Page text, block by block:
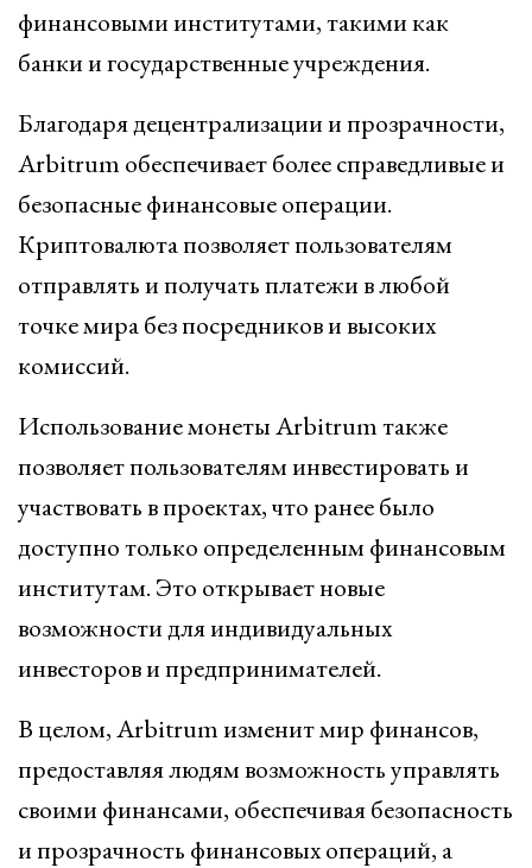
финансовыми институтами, такими как
банки и государственные учреждения.
Благодаря децентрализации и прозрачности,
Arbitrum обеспечивает более справедливые и
безопасные финансовые операции.
Криптовалюта позволяет пользователям
отправлять и получать платежи в любой
точке мира без посредников и высоких
комиссий.
Использование монеты Arbitrum также
позволяет пользователям инвестировать и
участвовать в проектах, что ранее было
доступно только определенным финансовым
институтам. Это открывает новые
возможности для индивидуальных
инвесторов и предпринимателей.
В целом, Arbitrum изменит мир финансов,
предоставляя людям возможность управлять
своими финансами, обеспечивая безопасность
и прозрачность финансовых операций, а